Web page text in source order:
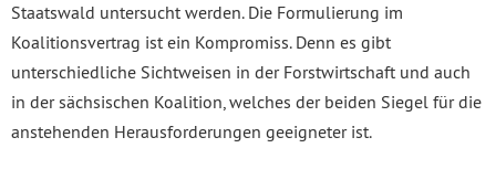
Staatswald untersucht werden. Die Formulierung im
Koalitionsvertrag ist ein Kompromiss. Denn es gibt
unterschiedliche Sichtweisen in der Forstwirtschaft und auch
in der sächsischen Koalition, welches der beiden Siegel für die
anstehenden Herausforderungen geeigneter ist.